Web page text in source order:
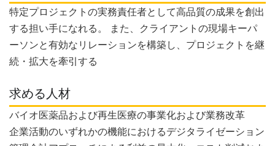
特定プロジェクトの実務責任者として高品質の成果を創出
する担い手になれる。 また、クライアントの現場キーパ
ーソンと有効なリレーションを構築し、プロジェクトを継
続・拡大を牽引する
求める人材
バイオ医薬品および再生医療の事業化および業務改革
企業活動のいずれかの機能におけるデジタライゼーション